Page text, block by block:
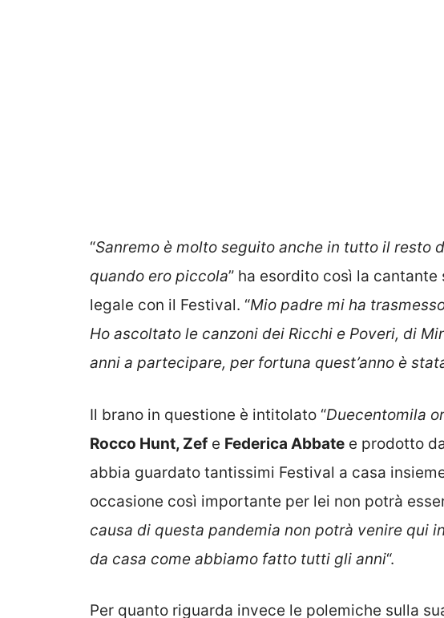
“Sanremo è molto seguito anche in tutto il resto
quando ero piccola” ha esordito così la
legale con il Festival. “Mio padre mi ha
Ho ascoltato le canzoni dei Ricchi e Poveri, di
anni a partecipare, per fortuna quest’anno è
Il brano in questione è intitolato “Duecentomila
Rocco Hunt, Zef e Federica Abbate e prodotto
abbia guardato tantissimi Festival a casa
occasione così importante per lei non potrà
causa di questa pandemia non potrà venire qui
da casa come abbiamo fatto tutti gli anni“.
Per quanto riguarda invece le polemiche sulla